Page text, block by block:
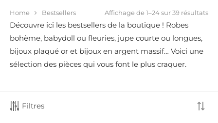
Home Bestsellers Affichage de 1–24 sur 39 résultats
Découvre ici les bestsellers de la boutique ! Robes
bohème, babydoll ou fleuries, jupe courte ou longues,
bijoux plaqué or et bijoux en argent massif… Voici une
sélection des pièces qui vous font le plus craquer.
Filtres